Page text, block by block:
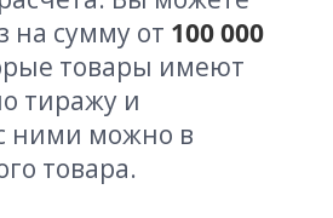
на сумму от 100 000
товары имеют
тиражу и
ними можно в
товара.